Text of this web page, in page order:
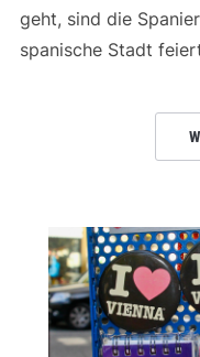
geht, sind die
spanische Stadt